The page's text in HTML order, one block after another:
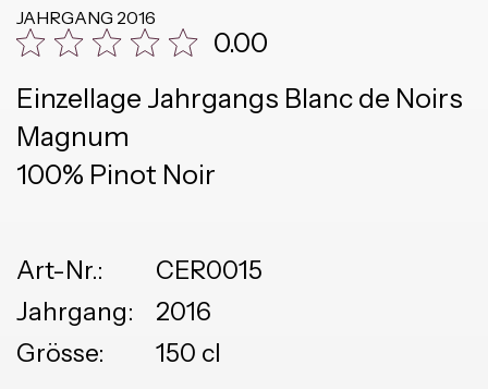
JAHRGANG 2016
0.00
Einzellage Jahrgangs Blanc de Noirs
Magnum
100% Pinot Noir
Art-Nr.:
CER0015
Jahrgang:
2016
Grösse:
150 cl